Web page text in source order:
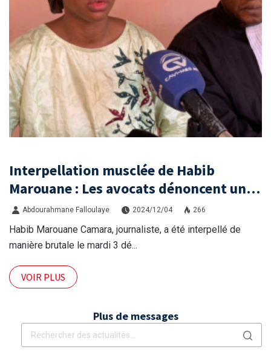
Interpellation musclée de Habib
Marouane : Les avocats dénoncent une
arrestation arbitraire et demandent sa
libération immédiate
Abdourahmane Falloulaye 2024/12/04 266
Habib Marouane Camara, journaliste, a été interpellé de
manière brutale le mardi 3 dé...
VOIR PLUS
Plus de messages